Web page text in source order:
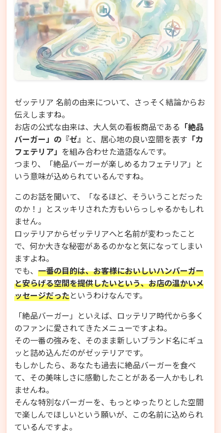
ゼッテリア 名前の由来について、さっそく結論からお
伝えしますね。
お店の公式な由来は、大人気の看板商品である 「絶品
バーガー」の『ゼ』 と、居心地の良い空間を表す 「カ
フェテリア」 を組み合わせた造語なんです。
つまり、「絶品バーガーが楽しめるカフェテリア」と
いう意味が込められているんですね。
このお話を聞いて、「なるほど、そういうことだった
のか！」とスッキリされた方もいらっしゃるかもしれ
ません。
ロッテリアからゼッテリアへと名前が変わったこと
で、何か大きな秘密があるのかなと気になってしまい
ますよね。
でも、 一番の目的は、お客様においしいハンバーガー
と安らげる空間を提供したいという、お店の温かいメ
ッセージだったというわけなんです。
「絶品バーガー」といえば、ロッテリア時代から多く
のファンに愛されてきたメニューですよね。
その一番の強みを、そのまま新しいブランド名にギュ
ッと詰め込んだのがゼッテリアです。
もしかしたら、あなたも過去に絶品バーガーを食べ
て、その美味しさに感動したことがある一人かもしれ
ませんね。
そんな特別なバーガーを、もっとゆったりとした空間
で楽しんでほしいという願いが、この名前に込められ
ているんですよ。